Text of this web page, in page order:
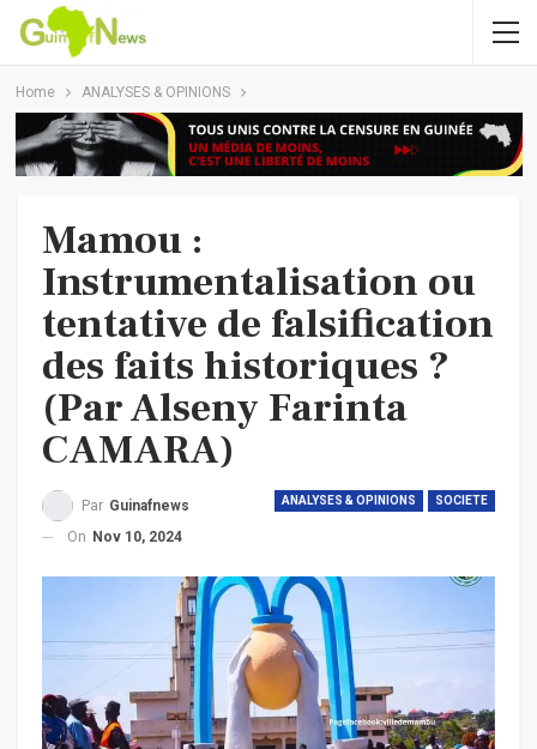
Home ANALYSES & OPINIONS
Mamou :
Instrumentalisation ou
tentative de falsification
des faits historiques ?
(Par Alseny Farinta
CAMARA)
ANALYSES & OPINIONS SOCIETE
Par Guinafnews
On Nov 10, 2024